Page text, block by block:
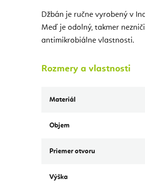
Džbán je ručne vyrobený v
Meď je odolný, takmer
antimikrobiálne vlastnosti.
Rozmery a vlastnosti
Materiál
Objem
Priemer otvoru
Výška